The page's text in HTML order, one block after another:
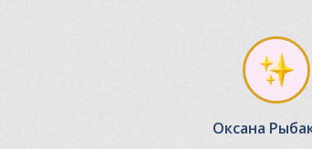
Оксана